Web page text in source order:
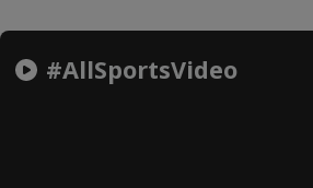
#AllSportsVideo